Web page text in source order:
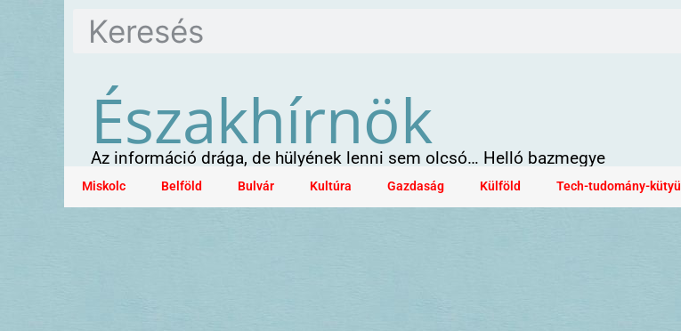
Északhírnök
Az információ drága, de hülyének lenni sem olcsó… Helló bazmegye
Miskolc Belföld Bulvár Kultúra Gazdaság Külföld Tech-tudomány-kütyü